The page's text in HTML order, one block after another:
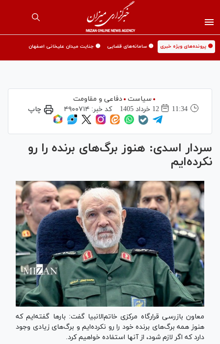
🟡 پرونده‌های ویژه خبری 🟡 سامانه‌های قضایی 🟡 جنایت میدان علیخانی اصفهان
سیاست
دفاعی و مقاومت
11:34
12 خرداد 1405 کد خبر:۴۹۰۰۷۱۴ چاپ
سردار اسدی: هنوز برگ‌های برنده را رو
نکرده‌ایم
معاون بازرسی قرارگاه مرکزی خاتم‌الانبیا گفت: بار‌ها گفته‌ایم که
هنوز همه برگ‌های برنده خود را رو نکرده‌ایم و برگ‌های زیادی وجود
دارد که اگر لازم شود، از آنها استفاده خواهیم کرد.